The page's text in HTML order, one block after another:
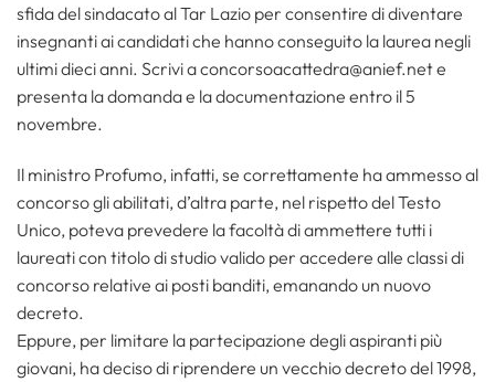
sfida del sindacato al Tar Lazio per consentire di diventare
insegnanti ai candidati che hanno conseguito la laurea negli
ultimi dieci anni. Scrivi a concorsoacattedra@anief.net e
presenta la domanda e la documentazione entro il 5
novembre.
Il ministro Profumo, infatti, se correttamente ha ammesso al
concorso gli abilitati, d’altra parte, nel rispetto del Testo
Unico, poteva prevedere la facoltà di ammettere tutti i
laureati con titolo di studio valido per accedere alle classi di
concorso relative ai posti banditi, emanando un nuovo
decreto.
Eppure, per limitare la partecipazione degli aspiranti più
giovani, ha deciso di riprendere un vecchio decreto del 1998,